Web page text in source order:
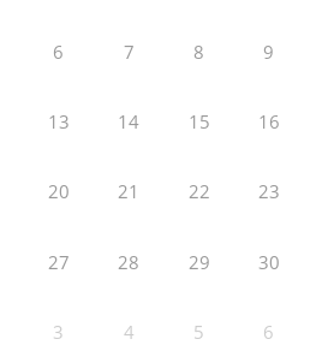
6 7 8 9
13 14 15 16
20 21 22 23
27 28 29 30
3 4 5 6